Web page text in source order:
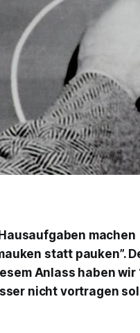
machen
statt pauken”.
Anlass haben wir
nicht vortragen